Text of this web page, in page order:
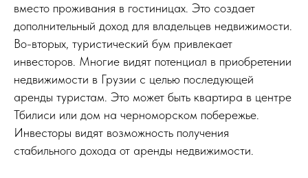
вместо проживания в гостиницах. Это создает
дополнительный доход для владельцев недвижимости.
Во-вторых, туристический бум привлекает
инвесторов. Многие видят потенциал в приобретении
недвижимости в Грузии с целью последующей
аренды туристам. Это может быть квартира в центре
Тбилиси или дом на черноморском побережье.
Инвесторы видят возможность получения
стабильного дохода от аренды недвижимости.